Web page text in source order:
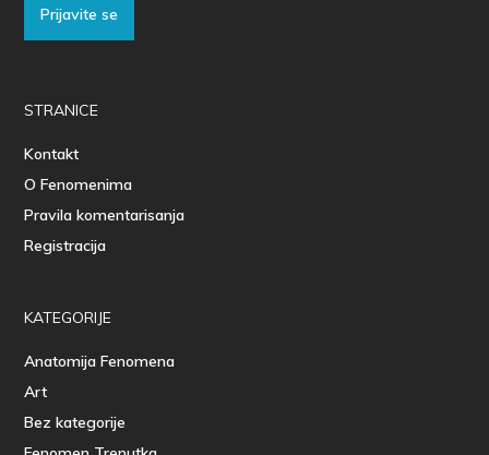
Prijavite se
STRANICE
Kontakt
O Fenomenima
Pravila komentarisanja
Registracija
KATEGORIJE
Anatomija Fenomena
Art
Bez kategorije